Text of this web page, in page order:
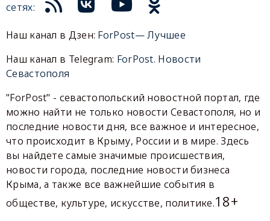
сетях:
Наш канал в Дзен: ForPost— Лучшее
Наш канал в Telegram: ForPost. Новости
Севастополя
"ForPost" - севастопольский новостной портал, где
можно найти не только новости Севастополя, но и
последние новости дня, все важное и интересное,
что происходит в Крыму, России и в мире. Здесь
вы найдете самые значимые происшествия,
новости города, последние новости бизнеса
Крыма, а также все важнейшие события в
обществе, культуре, искусстве, политике.18+